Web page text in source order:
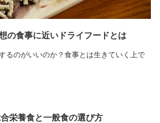
の食事に近いドライフードとは
るのがいいのか？食事とは生きていく上で
栄養食と一般食の選び方